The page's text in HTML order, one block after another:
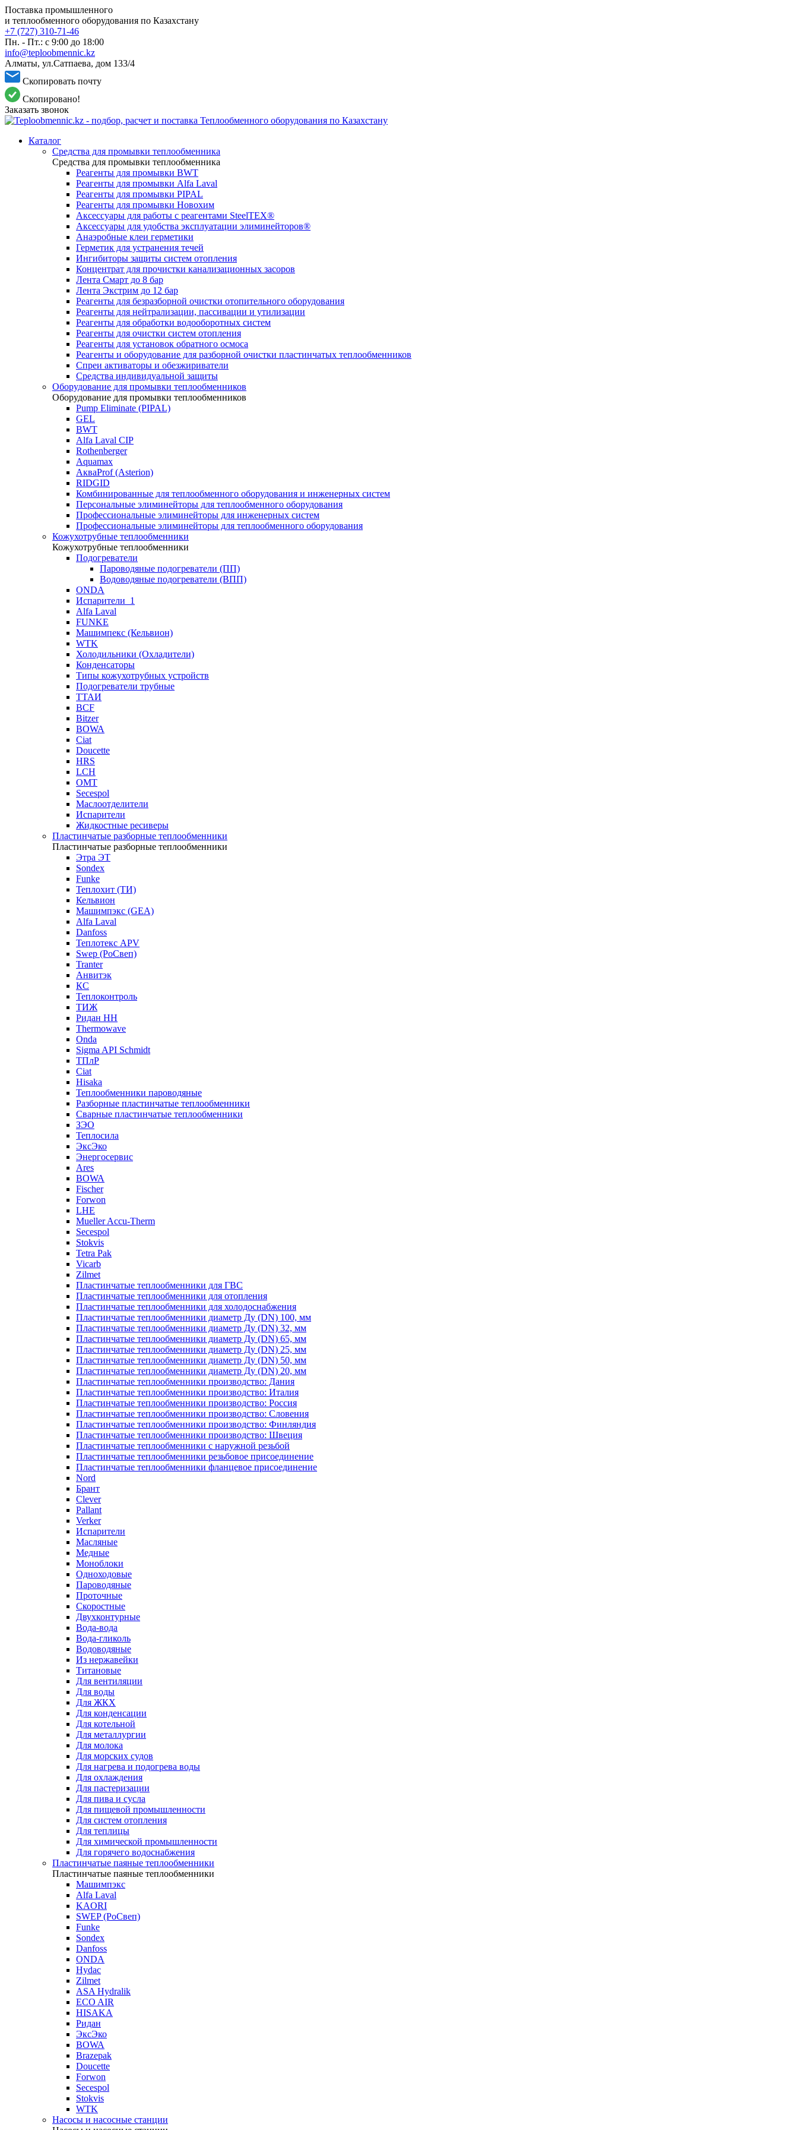
Поставка промышленного
и теплообменного оборудования по Казахстану
+7 (727) 310-71-46
Пн. - Пт.: с 9:00 до 18:00
info@teploobmennic.kz
Алматы, ул.Сатпаева, дом 133/4
Скопировать почту
Скопировано!
Заказать звонок
Каталог
Средства для промывки теплообменника
Средства для промывки теплообменника
Реагенты для промывки BWT
Реагенты для промывки Alfa Laval
Реагенты для промывки PIPAL
Реагенты для промывки Новохим
Аксессуары для работы с реагентами SteelTEX®
Аксессуары для удобства эксплуатации элиминейторов®
Анаэробные клеи герметики
Герметик для устранения течей
Ингибиторы защиты систем отопления
Концентрат для прочистки канализационных засоров
Лента Смарт до 8 бар
Лента Экстрим до 12 бар
Реагенты для безразборной очистки отопительного оборудования
Реагенты для нейтрализации, пассивации и утилизации
Реагенты для обработки водооборотных систем
Реагенты для очистки систем отопления
Реагенты для установок обратного осмоса
Реагенты и оборудование для разборной очистки пластинчатых теплообменников
Спреи активаторы и обезжириватели
Средства индивидуальной защиты
Оборудование для промывки теплообменников
Оборудование для промывки теплообменников
Pump Eliminate (PIPAL)
GEL
BWT
Alfa Laval CIP
Rothenberger
Aquamax
АкваProf (Asterion)
RIDGID
Комбинированные для теплообменного оборудования и инженерных систем
Персональные элиминейторы для теплообменного оборудования
Профессиональные элиминейторы для инженерных систем
Профессиональные элиминейторы для теплообменного оборудования
Кожухотрубные теплообменники
Кожухотрубные теплообменники
Подогреватели
Пароводяные подогреватели (ПП)
Водоводяные подогреватели (ВПП)
ONDA
Испарители_1
Alfa Laval
FUNKE
Машимпекс (Кельвион)
WTK
Холодильники (Охладители)
Конденсаторы
Типы кожухотрубных устройств
Подогреватели трубные
ТТАИ
BCF
Bitzer
BOWA
Ciat
Doucette
HRS
LCH
OMT
Secespol
Маслоотделители
Испарители
Жидкостные ресиверы
Пластинчатые разборные теплообменники
Пластинчатые разборные теплообменники
Этра ЭТ
Sondex
Funke
Теплохит (ТИ)
Кельвион
Машимпэкс (GEA)
Alfa Laval
Danfoss
Теплотекс APV
Swep (РоСвеп)
Tranter
Анвитэк
КС
Теплоконтроль
ТИЖ
Ридан НН
Thermowave
Onda
Sigma API Schmidt
ТПлР
Ciat
Hisaka
Теплообменники пароводяные
Разборные пластинчатые теплообменники
Сварные пластинчатые теплообменники
ЗЭО
Теплосила
ЭксЭко
Энергосервис
Ares
BOWA
Fischer
Forwon
LHE
Mueller Accu-Therm
Secespol
Stokvis
Tetra Pak
Vicarb
Zilmet
Пластинчатые теплообменники для ГВС
Пластинчатые теплообменники для отопления
Пластинчатые теплообменники для холодоснабжения
Пластинчатые теплообменники диаметр Ду (DN) 100, мм
Пластинчатые теплообменники диаметр Ду (DN) 32, мм
Пластинчатые теплообменники диаметр Ду (DN) 65, мм
Пластинчатые теплообменники диаметр Ду (DN) 25, мм
Пластинчатые теплообменники диаметр Ду (DN) 50, мм
Пластинчатые теплообменники диаметр Ду (DN) 20, мм
Пластинчатые теплообменники производство: Дания
Пластинчатые теплообменники производство: Италия
Пластинчатые теплообменники производство: Россия
Пластинчатые теплообменники производство: Словения
Пластинчатые теплообменники производство: Финляндия
Пластинчатые теплообменники производство: Швеция
Пластинчатые теплообменники с наружной резьбой
Пластинчатые теплообменники резьбовое присоединение
Пластинчатые теплообменники фланцевое присоединение
Nord
Брант
Clever
Pallant
Verker
Испарители
Масляные
Медные
Моноблоки
Одноходовые
Пароводяные
Проточные
Скоростные
Двухконтурные
Вода-вода
Вода-гликоль
Водоводяные
Из нержавейки
Титановые
Для вентиляции
Для воды
Для ЖКХ
Для конденсации
Для котельной
Для металлургии
Для молока
Для морских судов
Для нагрева и подогрева воды
Для охлаждения
Для пастеризации
Для пива и сусла
Для пищевой промышленности
Для систем отопления
Для теплицы
Для химической промышленности
Для горячего водоснабжения
Пластинчатые паяные теплообменники
Пластинчатые паяные теплообменники
Машимпэкс
Alfa Laval
KAORI
SWEP (РоСвеп)
Funke
Sondex
Danfoss
ONDA
Hydac
Zilmet
ASA Hydralik
ECO AIR
HISAKA
Ридан
ЭксЭко
BOWA
Brazepak
Doucette
Forwon
Secespol
Stokvis
WTK
Насосы и насосные станции